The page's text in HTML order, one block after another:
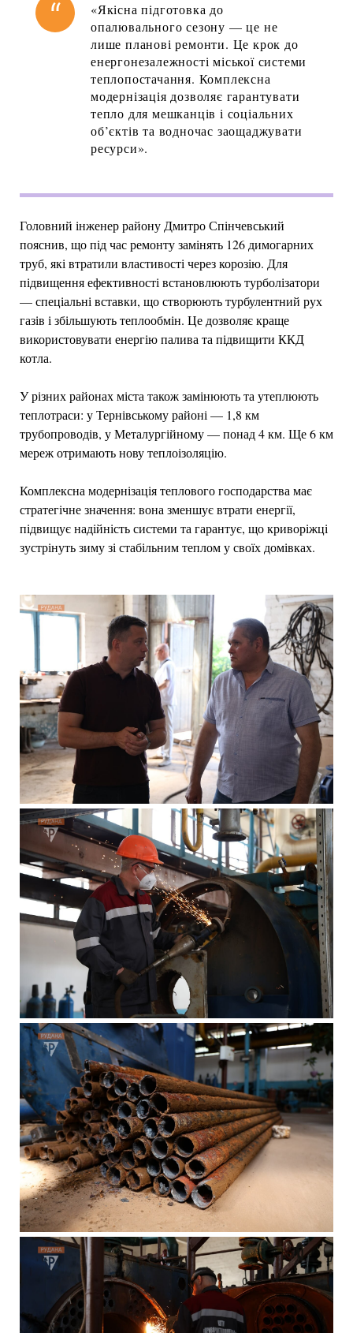
«Якісна підготовка до
опалювального сезону — це не
лише планові ремонти. Це крок до
енергонезалежності міської системи
теплопостачання. Комплексна
модернізація дозволяє гарантувати
тепло для мешканців і соціальних
об’єктів та водночас заощаджувати
ресурси».
Головний інженер району Дмитро Спінчевський
пояснив, що під час ремонту замінять 126 димогарних
труб, які втратили властивості через корозію. Для
підвищення ефективності встановлюють турболізатори
— спеціальні вставки, що створюють турбулентний рух
газів і збільшують теплообмін. Це дозволяє краще
використовувати енергію палива та підвищити ККД
котла.
У різних районах міста також замінюють та утеплюють
теплотраси: у Тернівському районі — 1,8 км
трубопроводів, у Металургійному — понад 4 км. Ще 6 км
мереж отримають нову теплоізоляцію.
Комплексна модернізація теплового господарства має
стратегічне значення: вона зменшує втрати енергії,
підвищує надійність системи та гарантує, що криворіжці
зустрінуть зиму зі стабільним теплом у своїх домівках.